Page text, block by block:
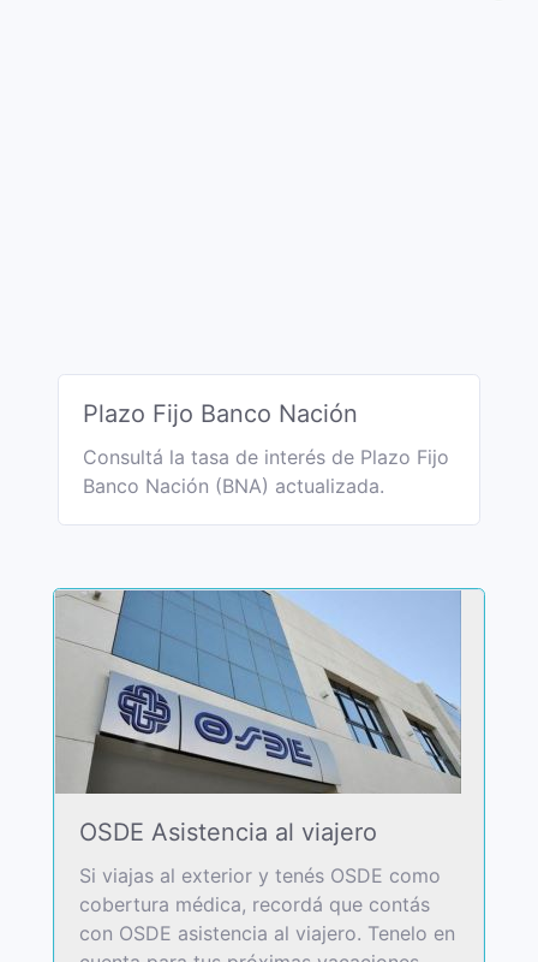
Plazo Fijo Banco Nación
Consultá la tasa de interés de Plazo Fijo
Banco Nación (BNA) actualizada.
OSDE Asistencia al viajero
Si viajas al exterior y tenés OSDE como
cobertura médica, recordá que contás
con OSDE asistencia al viajero. Tenelo en